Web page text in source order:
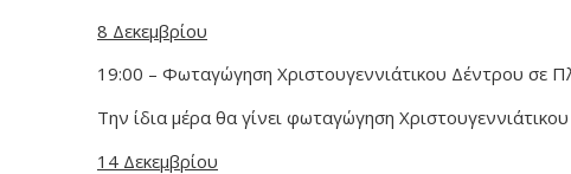
8 Δεκεμβρίου
19:00 – Φωταγώγηση Χριστουγεννιάτικου Δέντρου σε
Την ίδια μέρα θα γίνει φωταγώγηση
14 Δεκεμβρίου